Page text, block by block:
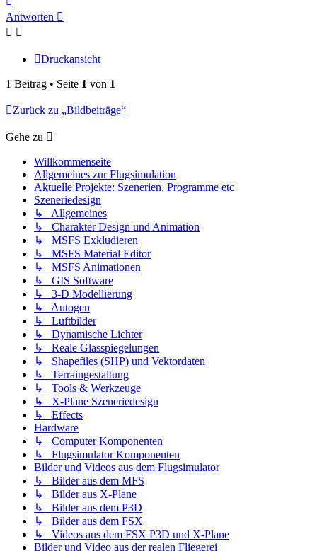
oben
Antworten
Druckansicht
1 Beitrag • Seite 1 von 1
Zurück zu „Bildbeiträge“
Gehe zu
Willkommenseite
Allgemeines zur Flugsimulation
Aktuelle Projekte: Szenerien, Programme etc
Szeneriedesign
↳ Allgemeines
↳ Charakter Design und Animation
↳ MSFS Exkludieren
↳ MSFS Material Editor
↳ MSFS Animationen
↳ GIS Software
↳ 3-D Modellierung
↳ Autogen
↳ Luftbilder
↳ Dynamische Lichter
↳ Reale Glasspiegelungen
↳ Shapefiles (SHP) und Vektordaten
↳ Terraingestaltung
↳ Tools & Werkzeuge
↳ X-Plane Szeneriedesign
↳ Effects
Hardware
↳ Computer Komponenten
↳ Flugsimulator Komponenten
Bilder und Videos aus dem Flugsimulator
↳ Bilder aus dem MFS
↳ Bilder aus X-Plane
↳ Bilder aus dem P3D
↳ Bilder aus dem FSX
↳ Videos aus dem FSX P3D und X-Plane
Bilder und Video aus der realen Fliegerei